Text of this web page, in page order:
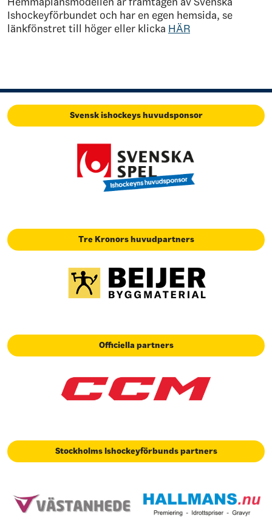
Ishockeyförbundet och har en egen hemsida, se
länkfönstret till höger eller klicka HÄR
Svensk ishockeys huvudsponsor
Tre Kronors huvudpartners
Officiella partners
Stockholms Ishockeyförbunds partners